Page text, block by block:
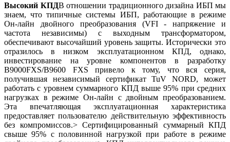
Высокий КПДВ отношении традиционного дизайна ИБП мы
знаем, что типичные системы ИБП, работающие в режиме
Он-лайн двойного преобразования (VFI - напряжение и
частота независимы) с выходным трансформатором,
обеспечивают высочайший уровень защиты. Исторически это
отразилось в низком эксплуатационном КПД, однако,
инвестирование на уровне компонентов в разработку
B9000FXS/B9600 FXS привело к тому, что вся серия,
получившая независимый сертификат TuV NORD, может
работать с уровнем суммарного КПД выше 95% при средних
нагрузках в режиме Он-лайн с двойным преобразованием.
Эта впечатляющая эксплуатационная характеристика
предоставляет пользователю действительную эффективность
без компромиссов.> Сертифицированный суммарный КПД
свыше 95% с половинной нагрузкой при работе в режиме